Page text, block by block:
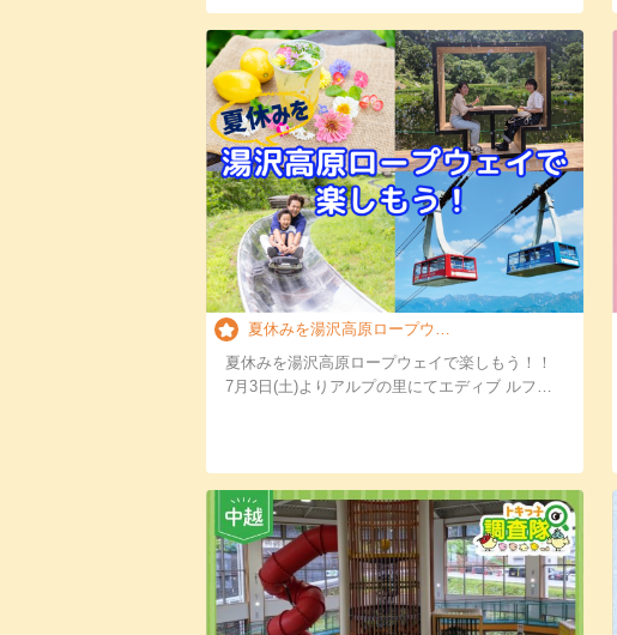
夏休みを湯沢高原ロープウェイで楽しもう！！
夏休みを湯沢高原ロープウェイで楽しもう！！
7月3日(土)よりアルプの里にてエディブ ルフ…